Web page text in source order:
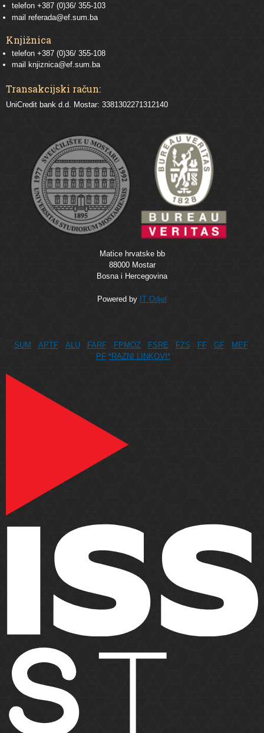
telefon +387 (0)36/ 355-103
mail referada@ef.sum.ba
Knjižnica
telefon +387 (0)36/ 355-108
mail knjiznica@ef.sum.ba
Transakcijski račun:
UniCredit bank d.d. Mostar: 3381302271312140
Matice hrvatske bb
88000 Mostar
Bosna i Hercegovina
Powered by IT Odjel
SUM APTF ALU FARF FPMOZ FSRE FZS FF GF
MEF
PF *RAZNI LINKOVI*